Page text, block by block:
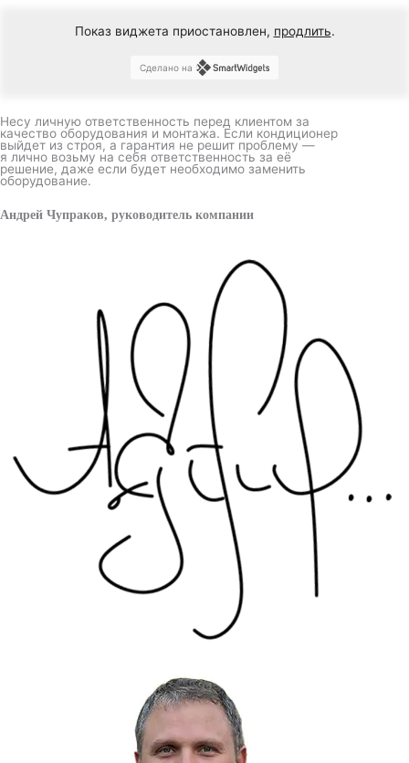
Показ виджета приостановлен, продлить.
Сделано на
Несу личную ответственность перед клиентом за
качество оборудования и монтажа. Если кондиционер
выйдет из строя, а гарантия не решит проблему —
я лично возьму на себя ответственность за её
решение, даже если будет необходимо заменить
оборудование.
Андрей Чупраков, руководитель компании